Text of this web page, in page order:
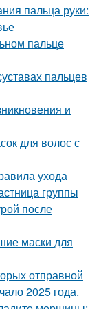
пальца руки:
пальце
пальцев
и
для волос с
ухода
группы
после
маски для
отправной
2025 года.